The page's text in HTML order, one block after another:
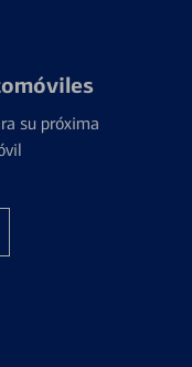
su próxima